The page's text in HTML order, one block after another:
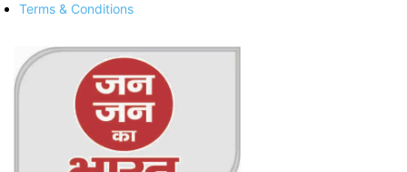
Terms & Conditions